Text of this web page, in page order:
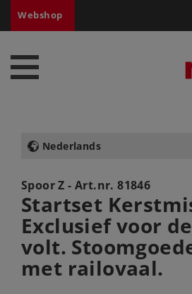
Webshop
Nederlands
Spoor Z - Art.nr.81846
Startset
Exclusief voor
volt.
met railovaal.